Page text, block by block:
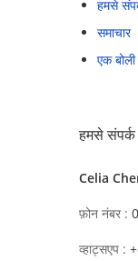
हमसे
समाचार
एक
हमसे
Celia
फ़ोन नंबर :
व्हाट्सएप :